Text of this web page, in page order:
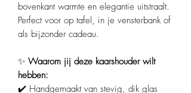
bovenkant warmte en elegantie uitstraalt.
Perfect voor op tafel, in je vensterbank of
als bijzonder cadeau.
✨ Waarom jij deze kaarshouder wilt
hebben:
✔️ Handgemaakt van stevig, dik glas